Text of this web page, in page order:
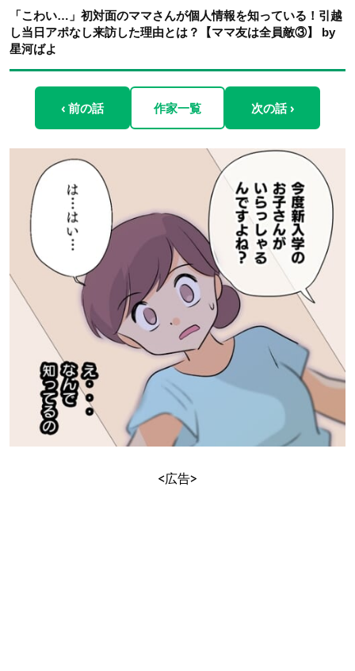
「こわい…」初対面のママさんが個人情報を知っている！引越
し当日アポなし来訪した理由とは？【ママ友は全員敵③】 by
星河ばよ
‹ 前の話 作家一覧 次の話 ›
<広告>